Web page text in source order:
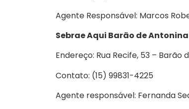
Agente Responsável: Marcos
Sebrae Aqui Barão de Antonina
Endereço: Rua Recife, 53 – Barão
Contato: (15) 99831-4225
Agente responsável: Fernanda